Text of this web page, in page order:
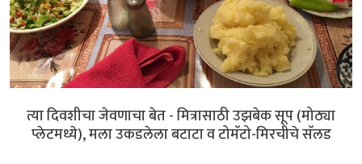
त्या दिवशीचा जेवणाचा बेत - मित्रासाठी उझबेक सूप (मोठ्या
प्लेटमध्ये), मला उकडलेला बटाटा व टोमॅटो-मिरचीचे सॅलड